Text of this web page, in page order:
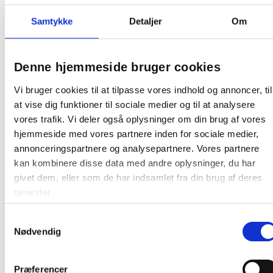
Samtykke Detaljer Om
Denne hjemmeside bruger cookies
Vi bruger cookies til at tilpasse vores indhold og annoncer, til
at vise dig funktioner til sociale medier og til at analysere
vores trafik. Vi deler også oplysninger om din brug af vores
hjemmeside med vores partnere inden for sociale medier,
annonceringspartnere og analysepartnere. Vores partnere
kan kombinere disse data med andre oplysninger, du har
givet dem, eller som de har indsamlet fra din brug af deres
tjenester.
Nødvendig
Præferencer
Brother 12V car-adapter for PocketJet
210,31 / stk
stk Læg i kurv
Gratis levering